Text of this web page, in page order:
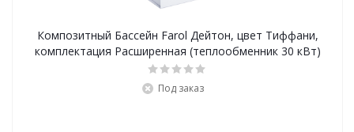
Композитный Бассейн Farol Дейтон, цвет Тиффани,
комплектация Расширенная (теплообменник 30 кВт)
Под заказ